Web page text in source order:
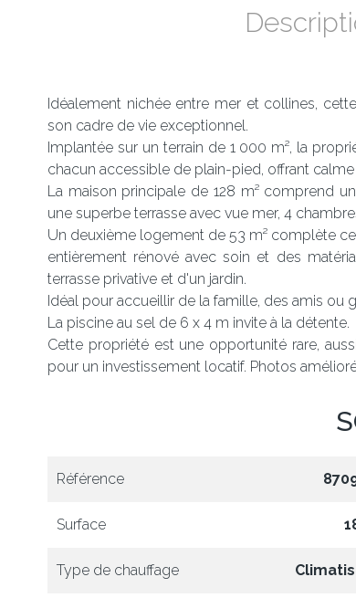
Idéalement nichée entre mer et collines,
son cadre de vie exceptionnel.
Implantée sur un terrain de 1 000 m², la
chacun accessible de plain-pied, offrant
La maison principale de 128 m² comprend
une superbe terrasse avec vue mer, 4
Un deuxième logement de 53 m² complète
entièrement rénové avec soin et des
terrasse privative et d'un jardin.
Idéal pour accueillir de la famille, des amis ou
La piscine au sel de 6 x 4 m invite à la détente.
Cette propriété est une opportunité rare,
pour un investissement locatif. Photos
Référence
Surface
Type de chauffage